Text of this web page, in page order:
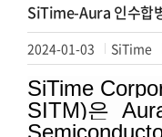
SiTime-Aura 인수합
2024-01-03 SiTime
SiTime
SITM)은